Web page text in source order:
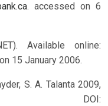
. accessed on 6
Available online:
15 January 2006.
S. A. Talanta 2009,
DOI: